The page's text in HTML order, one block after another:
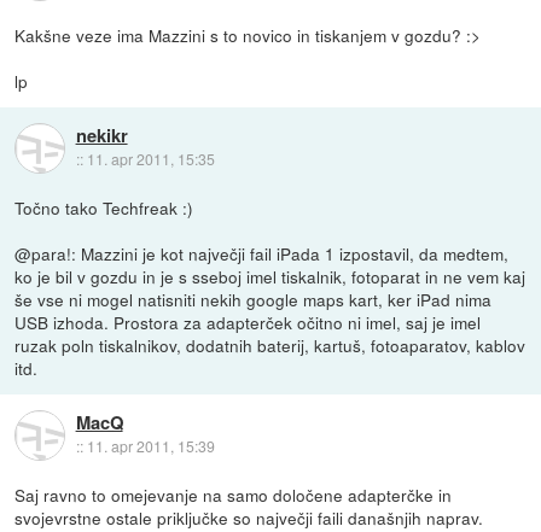
Kakšne veze ima Mazzini s to novico in tiskanjem v gozdu? :>
lp
nekikr
:: 11. apr 2011, 15:35
Točno tako Techfreak :)
@para!: Mazzini je kot največji fail iPada 1 izpostavil, da medtem,
ko je bil v gozdu in je s sseboj imel tiskalnik, fotoparat in ne vem kaj
še vse ni mogel natisniti nekih google maps kart, ker iPad nima
USB izhoda. Prostora za adapterček očitno ni imel, saj je imel
ruzak poln tiskalnikov, dodatnih baterij, kartuš, fotoaparatov, kablov
itd.
MacQ
:: 11. apr 2011, 15:39
Saj ravno to omejevanje na samo določene adapterčke in
svojevrstne ostale priključke so največji faili današnjih naprav.